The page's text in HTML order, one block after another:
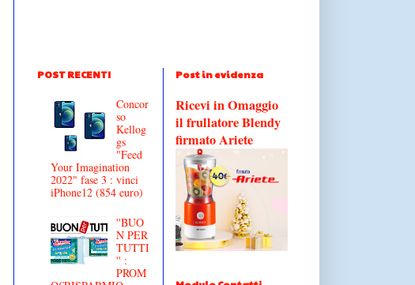
POST RECENTI
Concor
so
Kellog
gs
"Feed
Your Imagination
2022" fase 3 : vinci
iPhone12 (854 euro)
''BUO
N PER
TUTTI
'' :
PROM
Post in evidenza
Ricevi in Omaggio
il frullatore Blendy
firmato Ariete